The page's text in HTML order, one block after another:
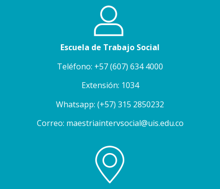
Escuela de Trabajo Social
Teléfono: +57 (607) 634 4000
Extensión: 1034
Whatsapp: (+57) 315 2850232
Correo: maestriaintervsocial@uis.edu.co